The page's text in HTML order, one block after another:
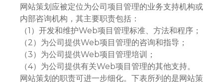
网站策划应被定位为公司项目管理的业务支持机构或
内部咨询机构，其主要职责包括：
（1）开发和维护Web项目管理标准、方法和程序；
（2）为公司提供Web项目管理的咨询和指导；
（3）为公司提供Web项目管理培训；
（4）为公司提供有关Web项目管理的其他支持。
网站策划的职责可进一步细化。下表所列的是网站策